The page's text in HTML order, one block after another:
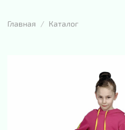
Главная Каталог